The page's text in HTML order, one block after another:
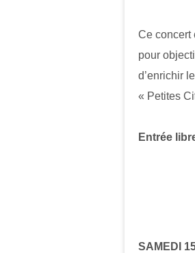
Ce concert
pour
d’enrichir
« Petites
Entrée
SAMEDI